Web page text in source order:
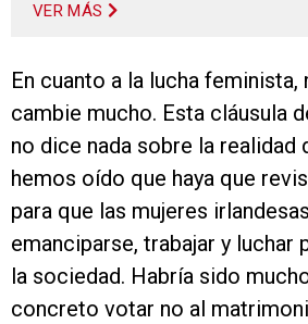
VER MÁS
En cuanto a la lucha feminista,
cambie mucho. Esta cláusula
no dice nada sobre la realidad
hemos oído que haya que
para que las mujeres
emanciparse, trabajar y luchar
la sociedad. Habría sido
concreto votar no al